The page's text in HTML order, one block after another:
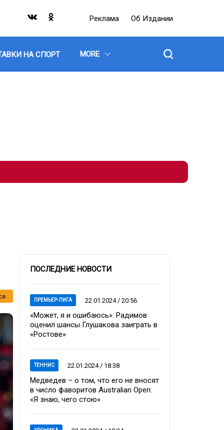
Реклама Об Издании
НА СПОРТ MORE
ПОСЛЕДНИЕ НОВОСТИ
ПРЕМЬЕР-ЛИГА 22.01.2024 / 20:56
«Может, я и ошибаюсь»: Радимов
оценил шансы Глушакова заиграть в
«Ростове»
ТЕННИС 22.01.2024 / 18:38
Медведев – о том, что его не вносят
в число фаворитов Australian Open:
«Я знаю, чего стою»